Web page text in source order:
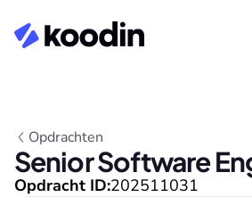
Opdrachten
Senior Software
Opdracht ID:202511031